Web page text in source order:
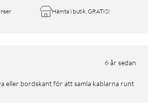
Hämta i butik, GRATIS!
6 år sedan